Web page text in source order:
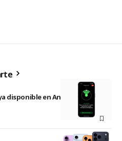
disponible en Andorra e